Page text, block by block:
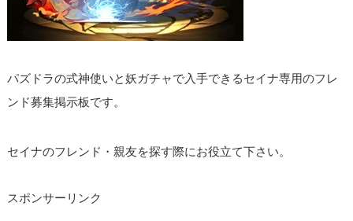
パズドラの式神使いと妖ガチャで入手できるセイナ専用のフレ
ンド募集掲示板です。
セイナのフレンド・親友を探す際にお役立て下さい。
スポンサーリンク